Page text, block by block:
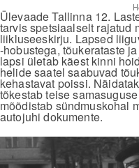
Ülevaade Tallinna 12.
tarvis spetsiaalselt rajatud
liikluseeskirju. Lapsed
-hobustega, tõukerataste
lapsi ületab käest kinni
helide saatel saabuvad
kehastavat poissi.
tõkestab teise
mõõdistab sündmuskohal
autojuhi dokumente.